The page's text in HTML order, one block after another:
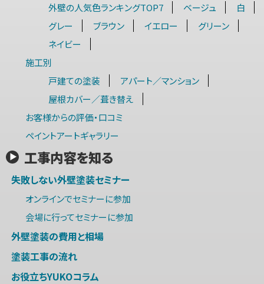
外壁の人気色ランキングTOP7
ベージュ
白
グレー
ブラウン イエロー
グリーン
ネイビー
施工別
戸建ての塗装
アパート／マンション
屋根カバー／葺き替え
お客様からの評価・口コミ
ペイントアートギャラリー
工事内容を知る
失敗しない外壁塗装セミナー
オンラインでセミナーに参加
会場に行ってセミナーに参加
外壁塗装の費用と相場
塗装工事の流れ
お役立ちYUKOコラム